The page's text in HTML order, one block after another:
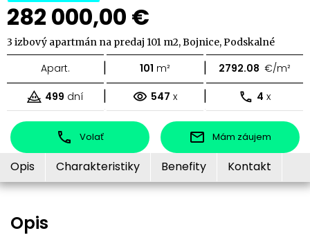
282 000,00 €
3 izbový apartmán na predaj 101 m2, Bojnice, Podskalné
Apart. | 101 m² | 2792.08 €/m²
499 dní | 547 x | 4 x
Volať Mám záujem
Opis Charakteristiky Benefity Kontakt
Opis